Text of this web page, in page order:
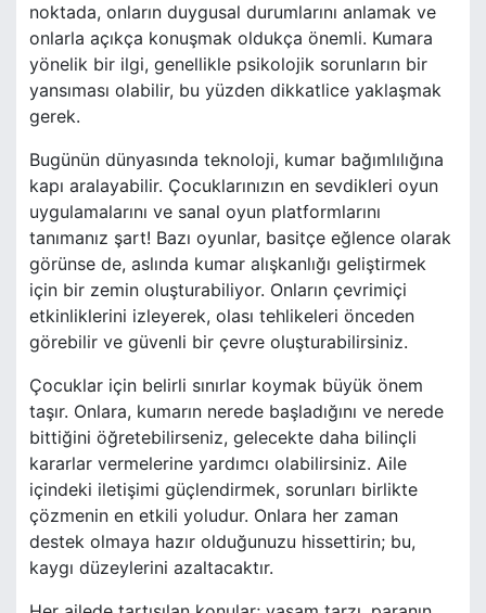
noktada, onların duygusal durumlarını anlamak ve
onlarla açıkça konuşmak oldukça önemli. Kumara
yönelik bir ilgi, genellikle psikolojik sorunların bir
yansıması olabilir, bu yüzden dikkatlice yaklaşmak
gerek.
Bugünün dünyasında teknoloji, kumar bağımlılığına
kapı aralayabilir. Çocuklarınızın en sevdikleri oyun
uygulamalarını ve sanal oyun platformlarını
tanımanız şart! Bazı oyunlar, basitçe eğlence olarak
görünse de, aslında kumar alışkanlığı geliştirmek
için bir zemin oluşturabiliyor. Onların çevrimiçi
etkinliklerini izleyerek, olası tehlikeleri önceden
görebilir ve güvenli bir çevre oluşturabilirsiniz.
Çocuklar için belirli sınırlar koymak büyük önem
taşır. Onlara, kumarın nerede başladığını ve nerede
bittiğini öğretebilirseniz, gelecekte daha bilinçli
kararlar vermelerine yardımcı olabilirsiniz. Aile
içindeki iletişimi güçlendirmek, sorunları birlikte
çözmenin en etkili yoludur. Onlara her zaman
destek olmaya hazır olduğunuzu hissettirin; bu,
kaygı düzeylerini azaltacaktır.